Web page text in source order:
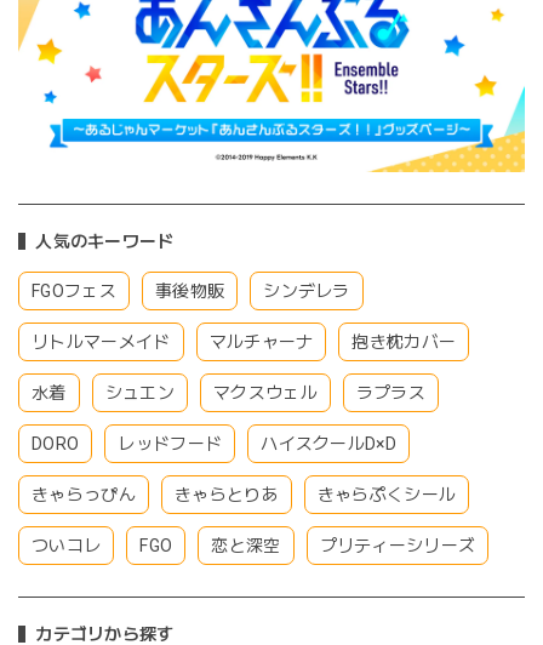
人気のキーワード
FGOフェス 事後物販 シンデレラ
リトルマーメイド マルチャーナ 抱き枕カバー
水着 シュエン マクスウェル ラプラス
DORO レッドフード ハイスクールD×D
きゃらっぴん きゃらとりあ きゃらぷくシール
ついコレ FGO 恋と深空 プリティーシリーズ
カテゴリから探す